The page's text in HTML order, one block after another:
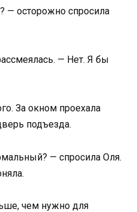
— осторожно спросила
— Нет. Я бы
За окном проехала
подъезда.
— спросила Оля.
чем нужно для